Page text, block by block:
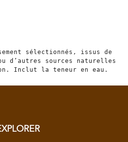
sélectionnés, issus de
d’autres sources naturelles
Inclut la teneur en eau.